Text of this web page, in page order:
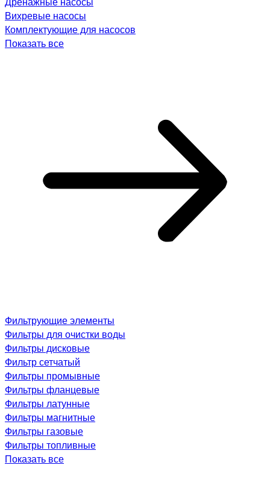
Вихревые насосы
Комплектующие для насосов
Показать все
Фильтрующие элементы
Фильтры для очистки воды
Фильтры дисковые
Фильтр сетчатый
Фильтры промывные
Фильтры фланцевые
Фильтры латунные
Фильтры магнитные
Фильтры газовые
Фильтры топливные
Показать все